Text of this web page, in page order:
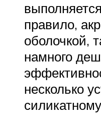
правило,
оболочкой,
намного
несколько